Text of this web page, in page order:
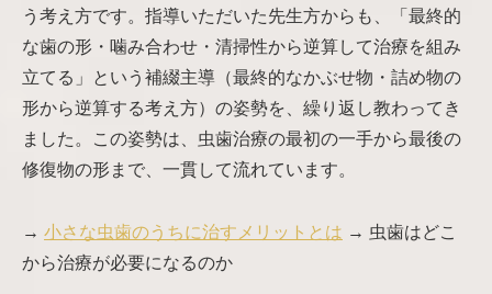
う考え方です。指導いただいた先生方からも、「最終的
な歯の形・噛み合わせ・清掃性から逆算して治療を組み
立てる」という補綴主導（最終的なかぶせ物・詰め物の
形から逆算する考え方）の姿勢を、繰り返し教わってき
ました。この姿勢は、虫歯治療の最初の一手から最後の
修復物の形まで、一貫して流れています。
→ 小さな虫歯のうちに治すメリットとは → 虫歯はどこ
から治療が必要になるのか